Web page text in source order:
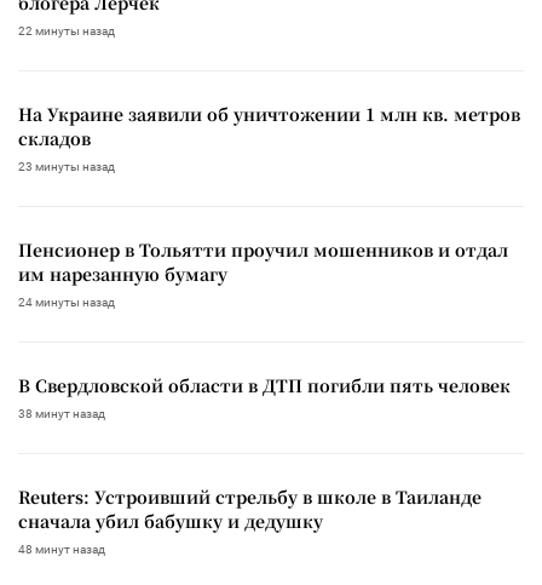
22 минуты назад
На Украине заявили об уничтожении 1 млн кв. метров
складов
23 минуты назад
Пенсионер в Тольятти проучил мошенников и отдал
им нарезанную бумагу
24 минуты назад
В Свердловской области в ДТП погибли пять человек
38 минут назад
Reuters: Устроивший стрельбу в школе в Таиланде
сначала убил бабушку и дедушку
48 минут назад